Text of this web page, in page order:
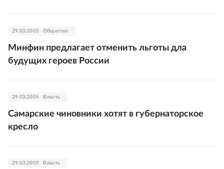
29.03.2005 Общество
Минфин предлагает отменить льготы дла
будущих героев России
29.03.2005 Власть
Самарские чиновники хотят в губернаторское
кресло
29.03.2005 Власть